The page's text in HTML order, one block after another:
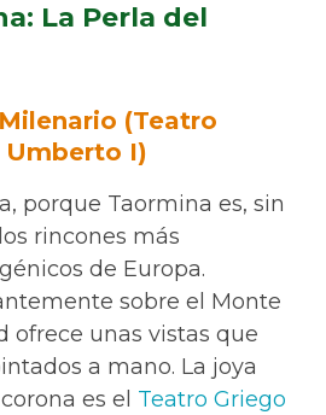
La Perla del
(Teatro
Umberto I)
porque Taormina es, sin
rincones más
de Europa.
sobre el Monte
ofrece unas vistas que
a mano. La joya
es el Teatro Griego